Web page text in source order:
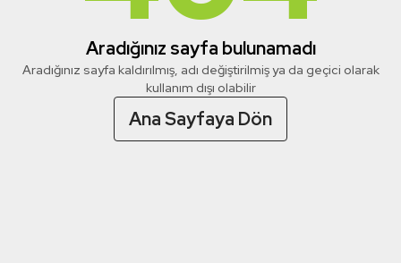
Aradığınız sayfa bulunamadı
Aradığınız sayfa kaldırılmış, adı değiştirilmiş ya da geçici olarak
kullanım dışı olabilir
Ana Sayfaya Dön